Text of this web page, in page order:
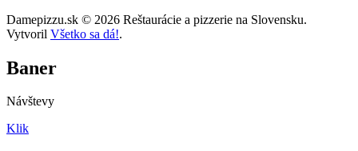
Damepizzu.sk © 2026 Reštaurácie a pizzerie na Slovensku.
Vytvoril Všetko sa dá!.
Baner
Návštevy
Klik